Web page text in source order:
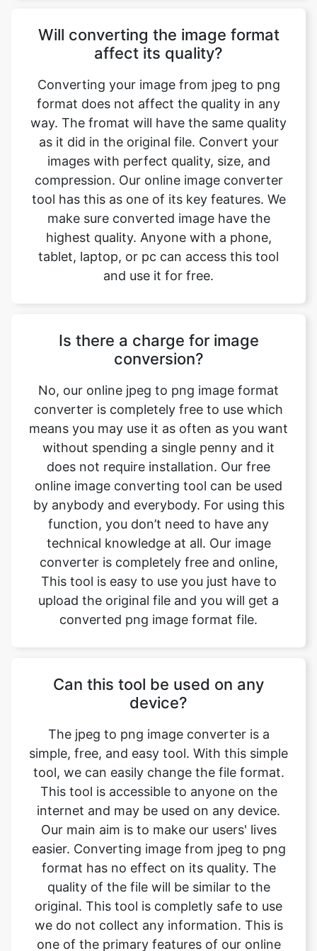
format does not affect the quality in any
way. The fromat will have the same quality
as it did in the original file. Convert your
images with perfect quality, size, and
compression. Our online image converter
tool has this as one of its key features. We
make sure converted image have the
highest quality. Anyone with a phone,
tablet, laptop, or pc can access this tool
and use it for free.
Is there a charge for image
converter is completely free to use which
means you may use it as often as you want
without spending a single penny and it
does not require installation. Our free
online image converting tool can be used
by anybody and everybody. For using this
function, you don’t need to have any
technical knowledge at all. Our image
converter is completely free and online,
This tool is easy to use you just have to
upload the original file and you will get a
converted png image format file.
Can this tool be used on any
simple, free, and easy tool. With this simple
tool, we can easily change the file format.
This tool is accessible to anyone on the
internet and may be used on any device.
Our main aim is to make our users' lives
easier. Converting image from jpeg to png
format has no effect on its quality. The
quality of the file will be similar to the
original. This tool is completly safe to use
we do not collect any information. This is
one of the primary features of our online
image converter. We ensure that the image
we convert is of the greatest possible
quality.